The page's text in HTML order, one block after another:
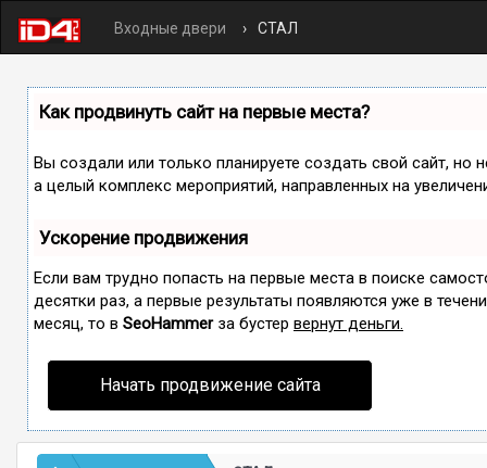
Входные двери СТАЛ
Как продвинуть сайт на первые места?
Вы создали или только планируете создать свой сайт, но
а целый комплекс мероприятий, направленных на
Ускорение продвижения
Если вам трудно попасть на первые места в поиске
десятки раз, а первые результаты появляются уже в
месяц, то в SeoHammerза бустер вернут деньги.
Начать продвижение сайта